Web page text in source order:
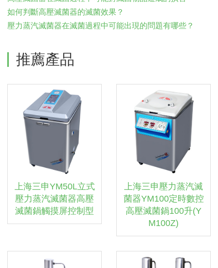
如何判斷高壓滅菌器的滅菌效果？
壓力蒸汽滅菌器在滅菌過程中可能出現的問題有哪些？
推薦產品
上海三申YM50L立式
壓力蒸汽滅菌器高壓
滅菌鍋觸摸屏控制型
上海三申壓力蒸汽滅
菌器YM100定時數控
高壓滅菌鍋100升(Y
M100Z)